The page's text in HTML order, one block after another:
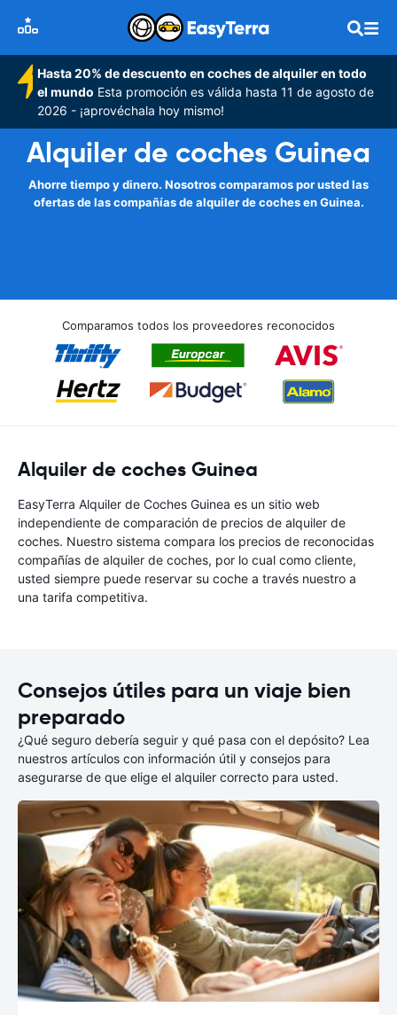
Hasta 20% de descuento en coches de alquiler en todo
el mundo Esta promoción es válida hasta 11 de agosto de
2026 - ¡aprovéchala hoy mismo!
Alquiler de coches Guinea
Ahorre tiempo y dinero. Nosotros comparamos por usted las
ofertas de las compañías de alquiler de coches en Guinea.
Comparamos todos los proveedores reconocidos
Alquiler de coches Guinea
EasyTerra Alquiler de Coches Guinea es un sitio web
independiente de comparación de precios de alquiler de
coches. Nuestro sistema compara los precios de reconocidas
compañías de alquiler de coches, por lo cual como cliente,
usted siempre puede reservar su coche a través nuestro a
una tarifa competitiva.
Consejos útiles para un viaje bien
preparado
¿Qué seguro debería seguir y qué pasa con el depósito? Lea
nuestros artículos con información útil y consejos para
asegurarse de que elige el alquiler correcto para usted.